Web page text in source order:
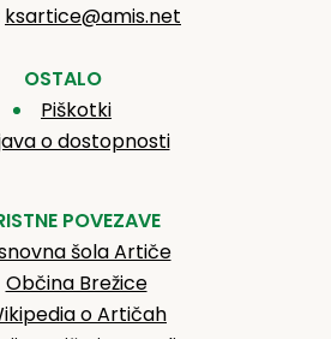
ksartice@amis.net
OSTALO
Piškotki
o dostopnosti
POVEZAVE
šola Artiče
Občina Brežice
o Artičah